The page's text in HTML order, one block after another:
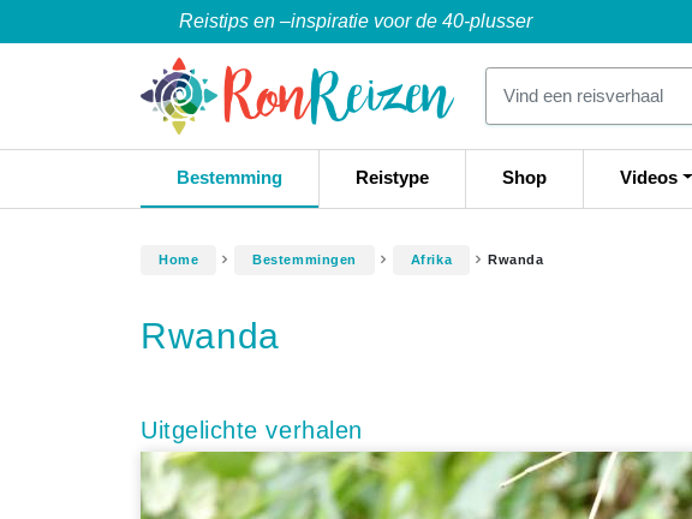
Reistips en –inspiratie voor de 40-plusser
Bestemming Reistype Shop Videos
Home Bestemmingen Afrika Rwanda
Rwanda
Uitgelichte verhalen